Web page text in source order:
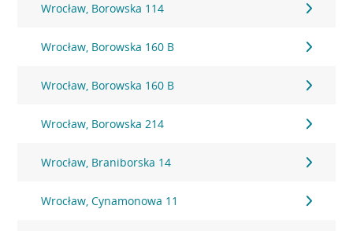
Wrocław, Borowska 114
Wrocław, Borowska 160 B
Wrocław, Borowska 160 B
Wrocław, Borowska 214
Wrocław, Braniborska 14
Wrocław, Cynamonowa 11